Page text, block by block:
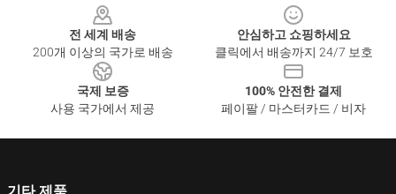
전 세계 배송
200개 이상의 국가로 배송
안심하고 쇼핑하세요
클릭에서 배송까지 24/7 보호
국제 보증
사용 국가에서 제공
100% 안전한 결제
페이팔 / 마스터카드 / 비자